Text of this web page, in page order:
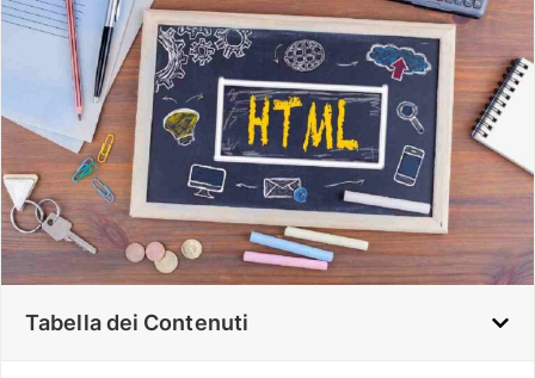
Tabella dei Contenuti